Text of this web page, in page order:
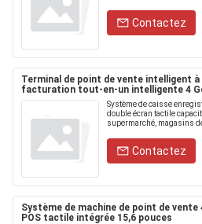
Contactez
Terminal de point de vente intelligent à
facturation tout-en-un intelligente 4
Système de caisse
double écran tactile
supermarché, magasins de
Contactez
Système de machine de point de
POS tactile intégrée 15,6 pouces